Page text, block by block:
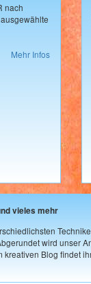
nach
Mehr Infos
vieles mehr
wird
Blog findet